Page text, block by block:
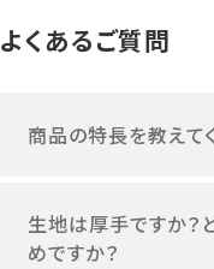
よくあるご質問
商品の特長を教えて
生地は厚手ですか？
めですか？